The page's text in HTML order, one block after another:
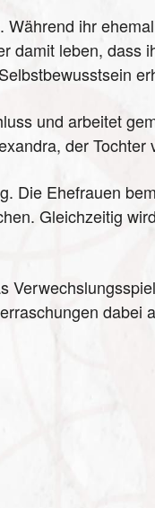
ihr
damit leben, dass
und arbeitet
der Tochter
Die Ehefrauen
Gleichzeitig
dabei